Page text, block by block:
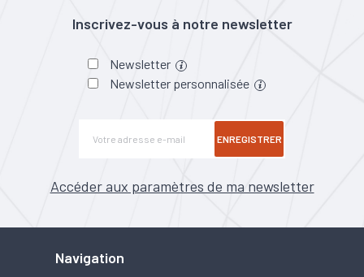
Inscrivez-vous à notre newsletter
Newsletter
Newsletter personnalisée
ENREGISTRER
Accéder aux paramètres de ma newsletter
Navigation